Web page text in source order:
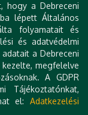
hogy a Debreceni
lépett Általános
folyamatait és
és adatvédelmi
a Debreceni
megfelelve
A GDPR
Tájékoztatónkat,
el: Adatkezelési